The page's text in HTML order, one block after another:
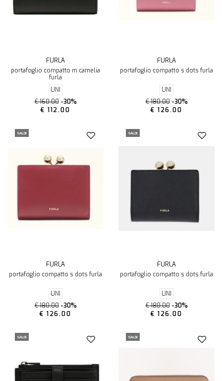
FURLA
portafoglio compatto m camelia
furla
UNI
€ 160.00 -30%
€ 112.00
FURLA
portafoglio compatto s dots furla
UNI
€ 180.00 -30%
€ 126.00
SALDI
FURLA
portafoglio compatto s dots furla
UNI
€ 180.00 -30%
€ 126.00
SALDI
FURLA
portafoglio compatto s dots furla
UNI
€ 180.00 -30%
€ 126.00
SALDI SALDI